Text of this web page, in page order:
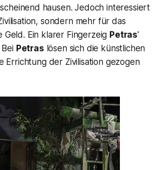
hausen. Jedoch interessiert
sondern mehr für das
Geld. Ein klarer Fingerzeig Petras'
Petras lösen sich die künstlichen
Errichtung der Zivilisation gezogen